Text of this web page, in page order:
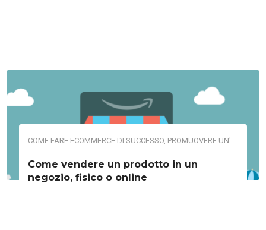
COME FARE ECOMMERCE DI SUCCESSO, PROMUOVERE UN'ATTIVITÀ ONLINE
Come vendere un prodotto in un
negozio, fisico o online